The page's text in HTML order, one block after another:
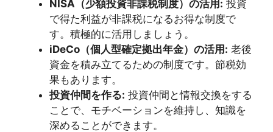
NISA（少額投資非課税制度）の活用: 投資
で得た利益が非課税になるお得な制度で
す。積極的に活用しましょう。
iDeCo（個人型確定拠出年金）の活用: 老後
資金を積み立てるための制度です。節税効
果もあります。
投資仲間を作る: 投資仲間と情報交換をする
ことで、モチベーションを維持し、知識を
深めることができます。